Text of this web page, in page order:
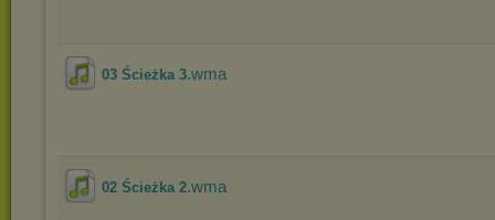
03 Ścieżka 3.wma
02 Ścieżka 2.wma